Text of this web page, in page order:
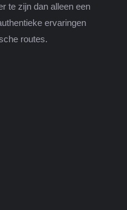
te zijn dan alleen een
ervaringen
routes.